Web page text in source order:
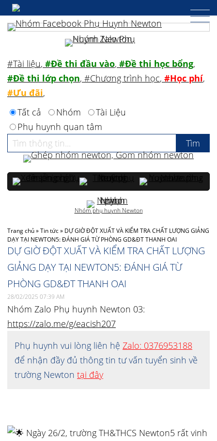
Trang chủ»Tin tức» DỰ GIỜ ĐỘT XUẤT VÀ KIỂM TRA CHẤT LƯỢNG GIẢNG
DẠY TẠI NEWTON5: ĐÁNH GIÁ TỪ PHÒNG GD&ĐT THANH OAI
DỰ GIỜ ĐỘT XUẤT VÀ KIỂM TRA CHẤT LƯỢNG
GIẢNG DẠY TẠI NEWTON5: ĐÁNH GIÁ TỪ
PHÒNG GD&ĐT THANH OAI
28/02/2025 07:39 AM
Nhóm Zalo Phụ huynh Newton 03:
https://zalo.me/g/eacish207
Phụ huynh vui lòng liên hệ Zalo: 0376953188
để nhận đầy đủ thông tin tư vấn tuyển sinh về
trường Newton tại đây
Ngày 26/2, trường TH&THCS Newton5 rất vinh
#Tài liệu, #Đề thi đầu vào, #Đề thi học bổng,
#Đề thi lớp chọn, #Chương trình học, #Học phí,
#Ưu đãi,
Tất cả
Nhóm
Tài Liệu
Phụ huynh quan tâm
Nhóm phụ huynh Newton